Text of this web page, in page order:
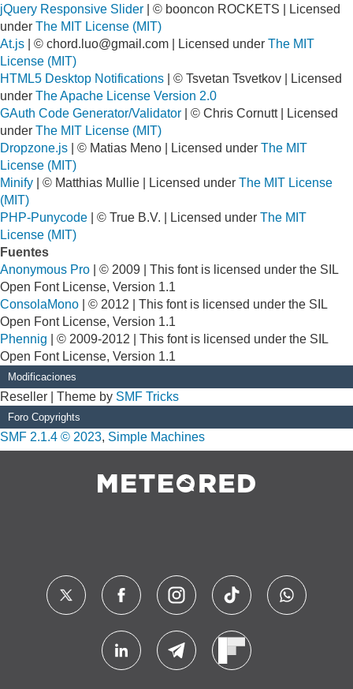
jQuery Responsive Slider | © booncon ROCKETS | Licensed
under The MIT License (MIT)
At.js | © chord.luo@gmail.com | Licensed under The MIT
License (MIT)
HTML5 Desktop Notifications | © Tsvetan Tsvetkov | Licensed
under The Apache License Version 2.0
GAuth Code Generator/Validator | © Chris Cornutt | Licensed
under The MIT License (MIT)
Dropzone.js | © Matias Meno | Licensed under The MIT
License (MIT)
Minify | © Matthias Mullie | Licensed under The MIT License
(MIT)
PHP-Punycode | © True B.V. | Licensed under The MIT
License (MIT)
Fuentes
Anonymous Pro | © 2009 | This font is licensed under the SIL
Open Font License, Version 1.1
ConsolaMono | © 2012 | This font is licensed under the SIL
Open Font License, Version 1.1
Phennig | © 2009-2012 | This font is licensed under the SIL
Open Font License, Version 1.1
Modificaciones
Reseller | Theme by SMF Tricks
Foro Copyrights
SMF 2.1.4 © 2023, Simple Machines